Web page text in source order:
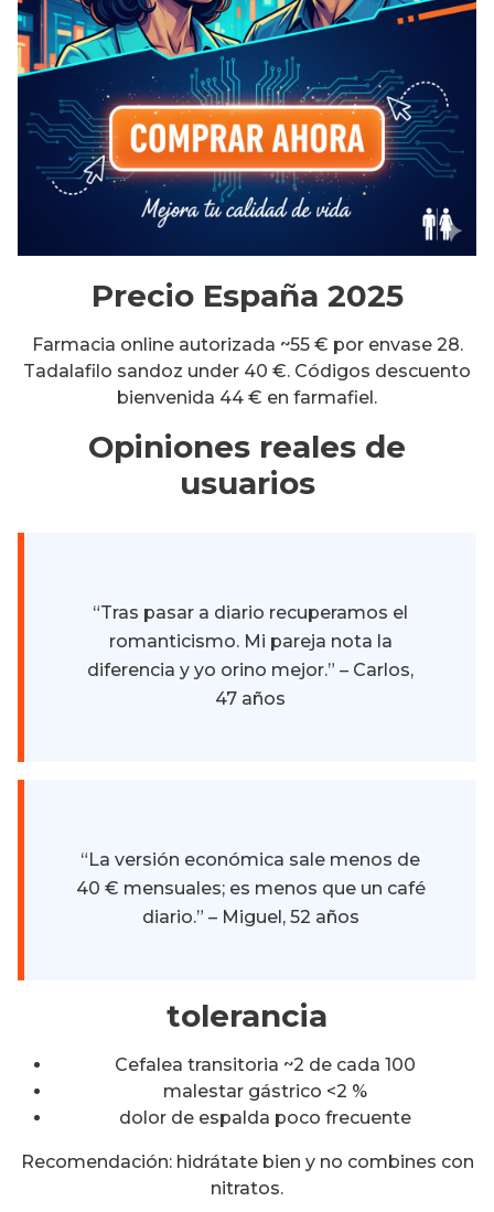
Precio España 2025
Farmacia online autorizada ~55 € por envase 28.
Tadalafilo sandoz under 40 €. Códigos descuento
bienvenida 44 € en farmafiel.
Opiniones reales de
usuarios
“Tras pasar a diario recuperamos el
romanticismo. Mi pareja nota la
diferencia y yo orino mejor.” – Carlos,
47 años
“La versión económica sale menos de
40 € mensuales; es menos que un café
diario.” – Miguel, 52 años
tolerancia
Cefalea transitoria ~2 de cada 100
malestar gástrico <2 %
dolor de espalda poco frecuente
Recomendación: hidrátate bien y no combines con
nitratos.